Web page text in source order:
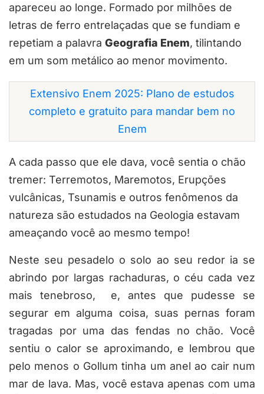
apareceu ao longe. Formado por milhões de
letras de ferro entrelaçadas que se fundiam e
repetiam a palavra Geografia Enem, tilintando
em um som metálico ao menor movimento.
Extensivo Enem 2025: Plano de estudos
completo e gratuito para mandar bem no
Enem
A cada passo que ele dava, você sentia o chão
tremer: Terremotos, Maremotos, Erupções
vulcânicas, Tsunamis e outros fenômenos da
natureza são estudados na Geologia estavam
ameaçando você ao mesmo tempo!
Neste seu pesadelo o solo ao seu redor ia se
abrindo por largas rachaduras, o céu cada vez
mais tenebroso, e, antes que pudesse se
segurar em alguma coisa, suas pernas foram
tragadas por uma das fendas no chão. Você
sentiu o calor se aproximando, e lembrou que
pelo menos o Gollum tinha um anel ao cair num
mar de lava. Mas, você estava apenas com uma